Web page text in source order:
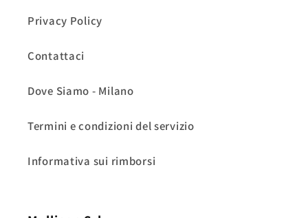
Privacy Policy
Contattaci
Dove Siamo - Milano
Termini e condizioni del servizio
Informativa sui rimborsi